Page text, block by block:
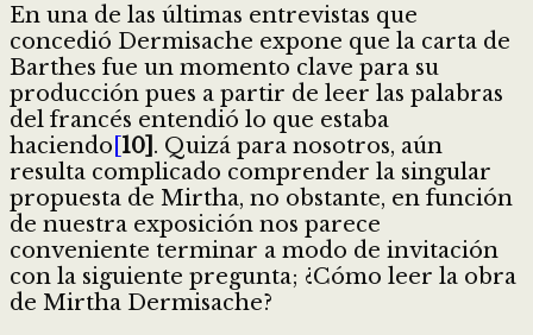
En una de las últimas entrevistas que
concedió Dermisache expone que la carta de
Barthes fue un momento clave para su
producción pues a partir de leer las palabras
del francés entendió lo que estaba
haciendo 10] . Quizá para nosotros, aún
resulta complicado comprender la singular
propuesta de Mirtha, no obstante, en función
de nuestra exposición nos parece
conveniente terminar a modo de invitación
con la siguiente pregunta; ¿Cómo leer la obra
de Mirtha Dermisache?